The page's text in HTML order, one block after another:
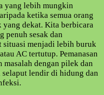
yang lebih mungkin
ketika semua orang
yang dekat. Kita berbicara
penuh sesak dan
situasi menjadi lebih buruk
AC tertutup. Pemanasan
masalah dengan pilek dan
lendir di hidung dan